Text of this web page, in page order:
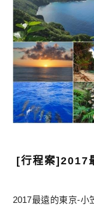
[行程案]2017
2017最遠的東京-小